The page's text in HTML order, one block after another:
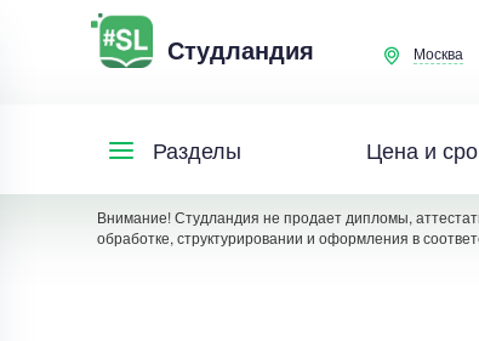
Студландия Москва
Разделы Цена и
Внимание! Студландия не продает дипломы,
обработке, структурировании и оформления в